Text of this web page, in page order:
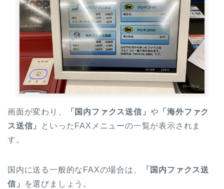
画面が変わり、 「国内ファクス送信」 や 「海外ファク
ス送信」
といったFAXメニューの一覧が表示されま
す。
国内に送る一般的なFAXの場合は、
「国内ファクス送
信」
を選びましょう。